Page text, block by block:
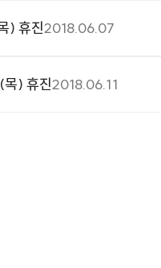
) 휴진2018.06.07
) 휴진2018.06.11